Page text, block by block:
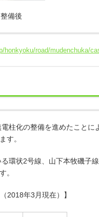
備後
honkyoku/road/mudenchuka/
柱化の整備を進めたことに
す。
環状2号線、山下本牧磯子
。
2018年3月現在）】